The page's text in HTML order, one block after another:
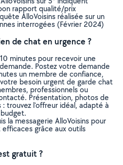
rapport qualité/prix
AlloVoisins réalisée sur un
interrogées (Février 2024)
de chat en urgence ?
minutes pour recevoir une
Postez votre demande
un membre de confiance,
besoin urgent de garde chat
professionnels ou
Présentation, photos de
trouvez l'offreur idéal, adapté à
la messagerie AlloVoisins pour
grâce aux outils
gratuit ?